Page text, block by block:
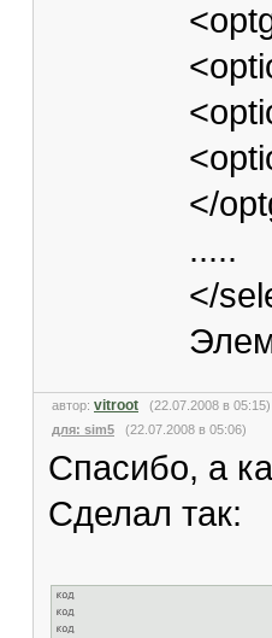
</
.....
</
автор: vitroot (22.07.2008 в
для: sim5 (22.07.2008 в 05:06)
Спасибо, а
Сделал так: